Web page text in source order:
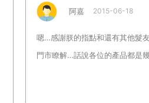
阿嘉 2015-06-18
嗯…感謝朕的指點和還有其他髮
門市瞭解…話說各位的產品都是